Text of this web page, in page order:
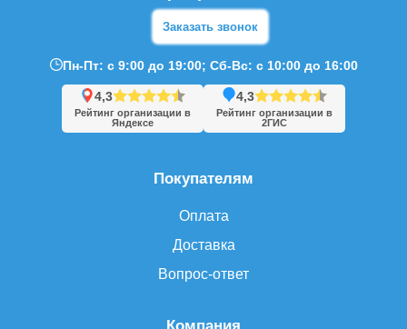
Покупателям
Оплата
Доставка
Вопрос-ответ
Заказать звонок
Пн-Пт: с 9:00 до 19:00; Сб-Вс: с 10:00 до 16:00
4,3
Рейтинг организации в
Яндексе
4,3
Рейтинг организации в
2ГИС